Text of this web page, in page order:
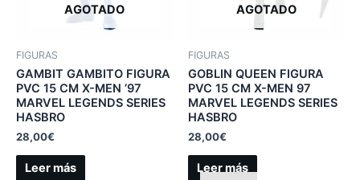
AGOTADO
FIGURAS
GAMBIT GAMBITO FIGURA
PVC 15 CM X-MEN ’97
MARVEL LEGENDS SERIES
HASBRO
28,00€
Leer más
AGOTADO
FIGURAS
GOBLIN QUEEN FIGURA
PVC 15 CM X-MEN 97
MARVEL LEGENDS SERIES
HASBRO
28,00€
Leer más